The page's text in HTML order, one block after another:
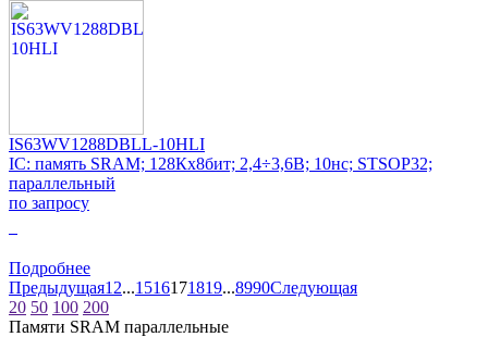
IS63WV1288DBLL-10HLI
IC: память SRAM; 128Кx8бит; 2,4÷3,6В; 10нс; STSOP32;
параллельный
по запросу
Подробнее
Предыдущая1 2...1516171819...8990Следующая
20 50 100 200
Памяти SRAM параллельные